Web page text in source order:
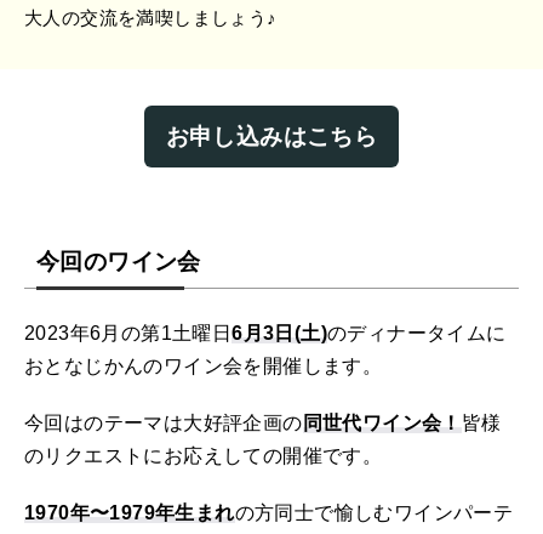
大人の交流を満喫しましょう♪
お申し込みはこちら
今回のワイン会
2023年6月の第1土曜日6月3日(土)のディナータイムに
おとなじかんのワイン会を開催します。
今回はのテーマは大好評企画の同世代ワイン会！皆様
のリクエストにお応えしての開催です。
1970年〜1979年生まれの方同士で愉しむワインパーテ